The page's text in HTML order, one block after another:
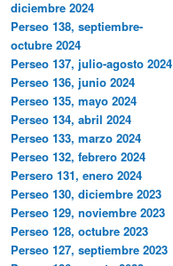
diciembre 2024
Perseo 138, septiembre-
octubre 2024
Perseo 137, julio-agosto 2024
Perseo 136, junio 2024
Perseo 135, mayo 2024
Perseo 134, abril 2024
Perseo 133, marzo 2024
Perseo 132, febrero 2024
Persero 131, enero 2024
Perseo 130, diciembre 2023
Perseo 129, noviembre 2023
Perseo 128, octubre 2023
Perseo 127, septiembre 2023